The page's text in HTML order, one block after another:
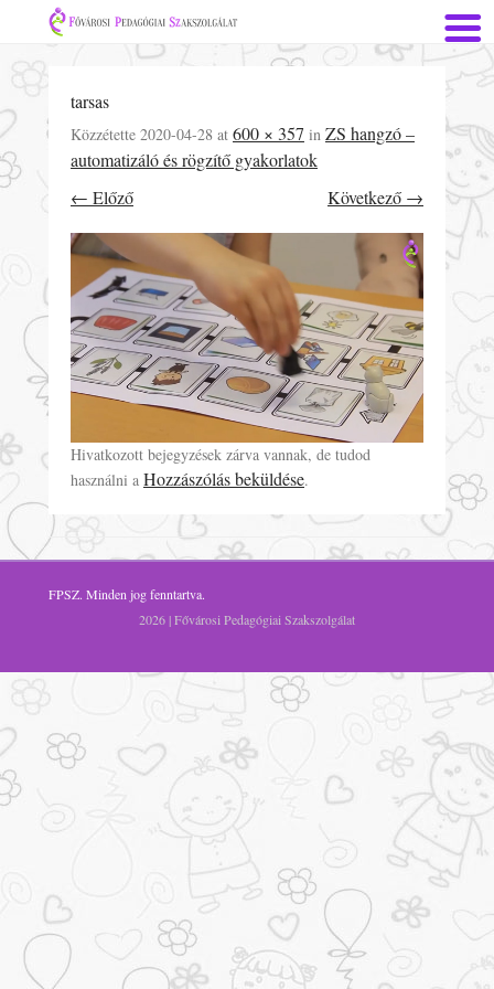
tarsas
Közzétette 2020-04-28 at 600 × 357 in ZS hangzó –
automatizáló és rögzítő gyakorlatok
← Előző
Következő →
Hivatkozott bejegyzések zárva vannak, de tudod
használni a Hozzászólás beküldése.
FPSZ. Minden jog fenntartva.
2026 | Fővárosi Pedagógiai Szakszolgálat